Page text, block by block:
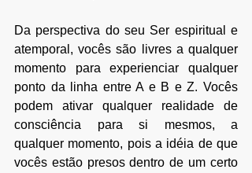
Da perspectiva do seu Ser espiritual e
atemporal, vocês são livres a qualquer
momento para experienciar qualquer
ponto da linha entre A e B e Z. Vocês
podem ativar qualquer realidade de
consciência para si mesmos, a
qualquer momento, pois a idéia de que
vocês estão presos dentro de um certo